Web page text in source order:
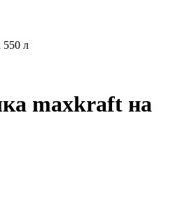
550 л
maxkraft на